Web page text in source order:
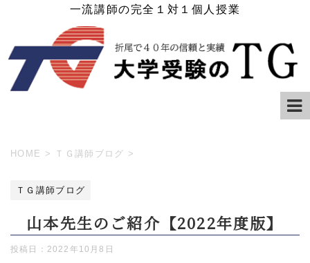
一流講師の完全１対１個人授業
HOME > ＴＧ講師ブログ >
ＴＧ講師ブログ
山本先生のご紹介【2022年度版】
投稿日： 2022年10月8日